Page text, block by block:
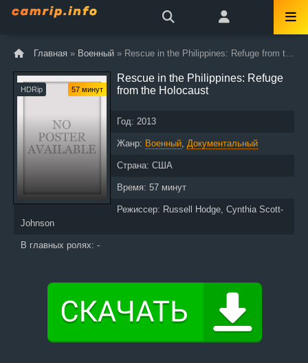
Главная » Военный » Rescue in the Philippines: Refuge from the Holocaust
HDRip 57 минут
Rescue in the Philippines: Refuge
from the Holocaust
Год: 2013
Жанр: Военный, Документальный
Страна: США
Время: 57 минут
Режиссер: Russell Hodge, Cynthia Scott-
Johnson
В главных ролях: -